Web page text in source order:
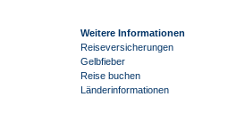
Weitere Informationen
Reiseversicherungen
Gelbfieber
Reise buchen
Länderinformationen